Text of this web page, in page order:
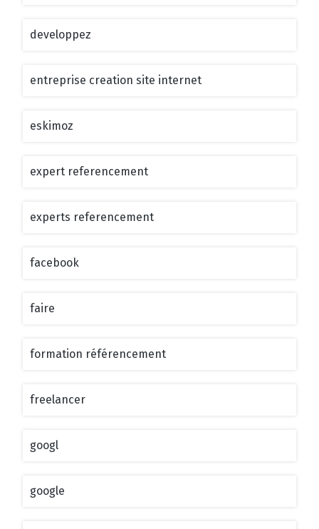
developpez
entreprise creation site internet
eskimoz
expert referencement
experts referencement
facebook
faire
formation référencement
freelancer
googl
google